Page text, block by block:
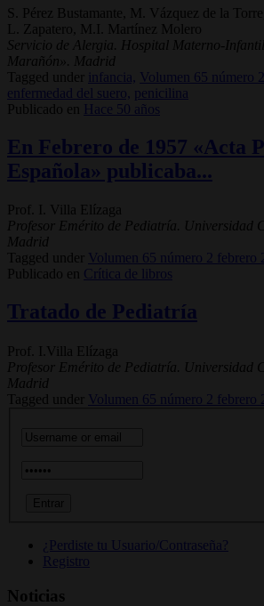
S. Pérez Bustamante, M. Vázquez de la
L. Zapatero, M.I. Martínez Molero
Servicio de Alergia. Hospital Materno-
Marañón». Madrid
Tagged under
infancia,
Volumen 65 número
enfermedad del suero, penicilina
Publicado en
Hace 50 años
En Febrero de 1957 «Acta
Española» publicaba...
Prof. I. Villa Elízaga
Profesor Emérito de Pediatría. Universidad
Madrid
Tagged under
Volumen 65 número 2 febrero
Publicado en
Crítica de libros
Tratado de Pediatría
Prof. I.Villa Elízaga
Profesor Emérito de Pediatría. Universidad
Madrid
Tagged under
Volumen 65 número 2 febrero
¿Perdiste tu Usuario/Contraseña?
Registro
Noticias